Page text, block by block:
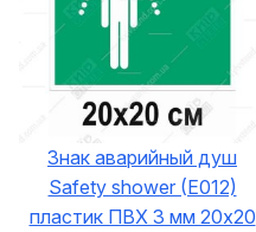
Знак аварийный душ
Safety shower (E012)
пластик ПВХ 3 мм 20х20